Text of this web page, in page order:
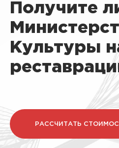
Получите
Культуры
РАССЧИТАТЬ